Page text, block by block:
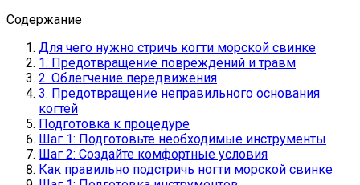
Содержание
Для чего нужно стричь когти морской свинке
1. Предотвращение повреждений и травм
2. Облегчение передвижения
3. Предотвращение неправильного основания
когтей
Подготовка к процедуре
Шаг 1: Подготовьте необходимые инструменты
Шаг 2: Создайте комфортные условия
Как правильно подстричь ногти морской свинке